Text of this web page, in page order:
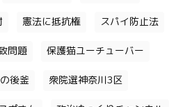
憲法に抵抗権 スパイ防止法
問題 保護猫ユーチューバー
後釜 衆院選神奈川3区